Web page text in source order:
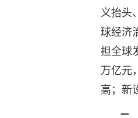
义抬头
球经济
担全球
万亿元
高；新